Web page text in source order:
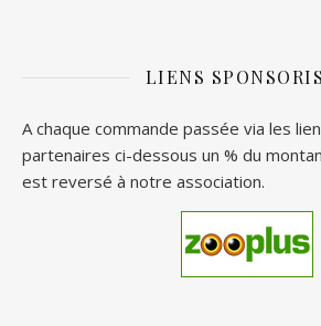
LIENS
A chaque commande passée via les
partenaires ci-dessous un % du
est reversé à notre association.